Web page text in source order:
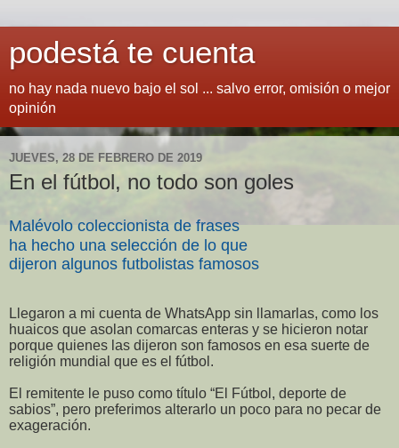
podestá te cuenta
no hay nada nuevo bajo el sol ... salvo error, omisión o mejor
opinión
JUEVES, 28 DE FEBRERO DE 2019
En el fútbol, no todo son goles
Malévolo coleccionista de frases
ha hecho una selección de lo que
dijeron algunos futbolistas famosos
Llegaron a mi cuenta de WhatsApp sin llamarlas, como los
huaicos que asolan comarcas enteras y se hicieron notar
porque quienes las dijeron son famosos en esa suerte de
religión mundial que es el fútbol.
El remitente le puso como título “El Fútbol, deporte de
sabios”, pero preferimos alterarlo un poco para no pecar de
exageración.